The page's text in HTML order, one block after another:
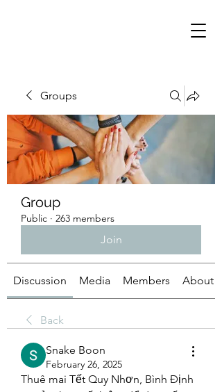
Groups
Group
Public · 263 members
Join
Discussion Media Members About
Back
Snake Boon
February 26, 2025
Thuê mai Tết Quy Nhơn, Bình Định